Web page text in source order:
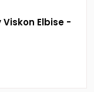
Viskon Elbise -